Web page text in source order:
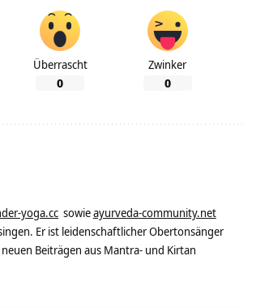
Überrascht
0
Zwinker
0
yoga.cc sowieayurveda-community.net
Er ist leidenschaftlicher Obertonsänger
Beiträgen aus Mantra- und Kirtan